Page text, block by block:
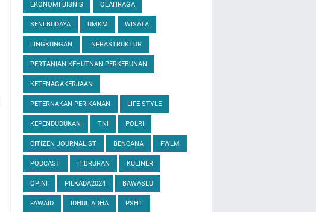
EKONOMI BISNIS OLAHRAGA
SENI BUDAYA UMKM WISATA
LINGKUNGAN INFRASTRUKTUR
PERTANIAN KEHUTNAN PERKEBUNAN
KETENAGAKERJAAN
PETERNAKAN PERIKANAN LIFE STYLE
KEPENDUDUKAN TNI POLRI
CITIZEN JOURNALIST BENCANA FWLM
PODCAST HIBRURAN KULINER
OPINI PILKADA2024 BAWASLU
FAWAID IDHUL ADHA PSHT